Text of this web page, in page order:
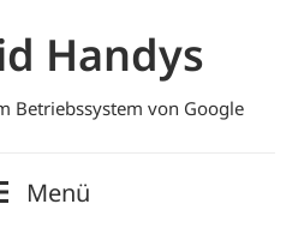
Handys
Betriebssystem von Google
Menü